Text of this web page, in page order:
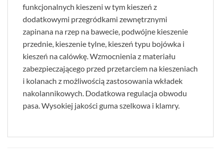
funkcjonalnych kieszeni w tym kieszeń z
dodatkowymi przegródkami zewnętrznymi
zapinana na rzep na bawecie, podwójne kieszenie
przednie, kieszenie tylne, kieszeń typu bojówka i
kieszeń na calówkę. Wzmocnienia z materiału
zabezpieczającego przed przetarciem na kieszeniach
i kolanach z możliwością zastosowania wkładek
nakolannikowych. Dodatkowa regulacja obwodu
pasa. Wysokiej jakości guma szelkowa i klamry.